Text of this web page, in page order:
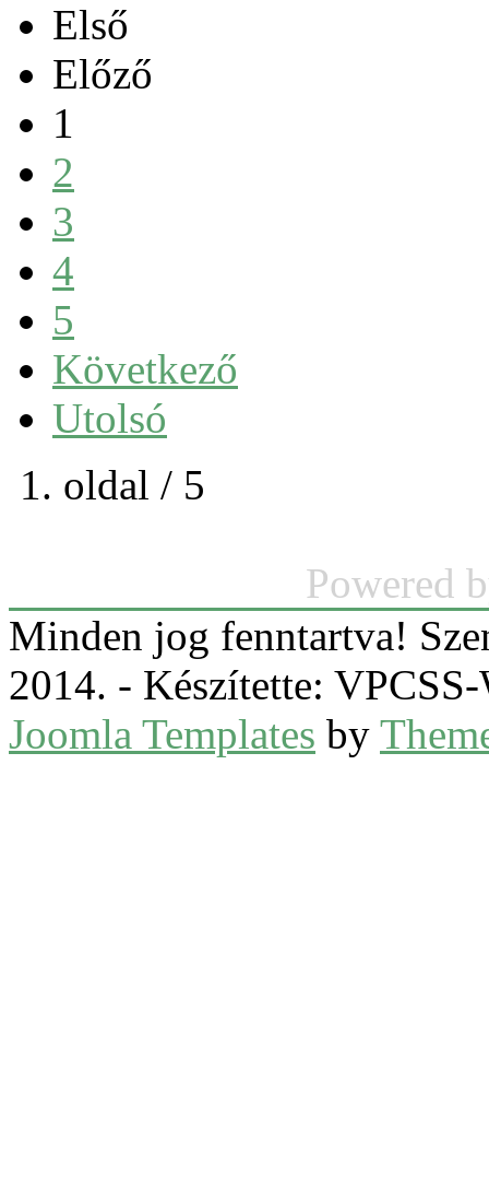
Első
Előző
1
2
3
4
5
Következő
Utolsó
1. oldal / 5
Powered
Minden jog fenntartva!
2014. - Készítette:
Joomla Templates by